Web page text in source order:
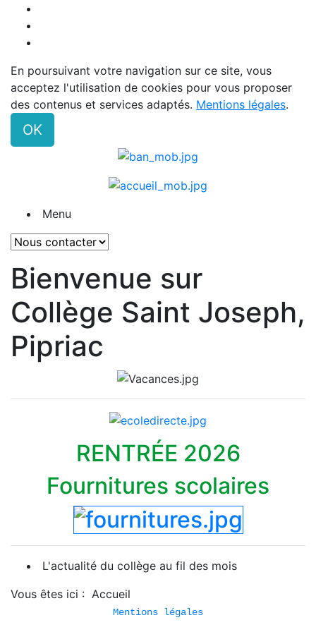
En poursuivant votre navigation sur ce site, vous
acceptez l'utilisation de cookies pour vous proposer
des contenus et services adaptés. Mentions légales.
OK
Menu
Bienvenue sur
Collège Saint Joseph,
Pipriac
RENTRÉE 2026
Fournitures scolaires
L'actualité du collège au fil des mois
Vous êtes ici : Accueil
Mentions légales